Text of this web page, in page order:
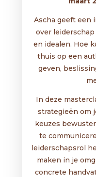
Ascha geeft een
over
en idealen. Hoe
thuis op een
geven,
In deze
strategieën om
keuzes
te
leiderschapsrol
maken in je
concrete